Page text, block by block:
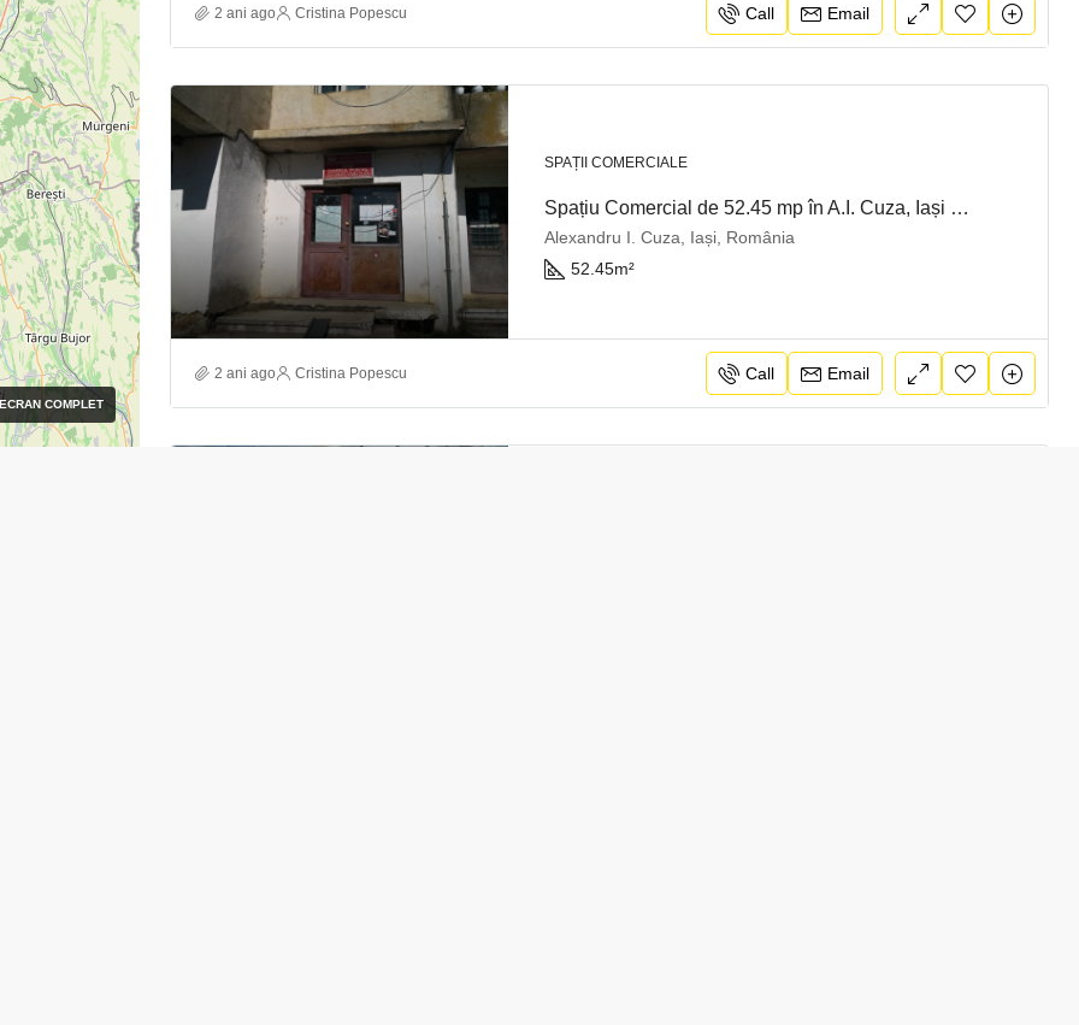
ECRAN COMPLET
2 ani ago Cristina Popescu Call Email
SPAȚII COMERCIALE
Spațiu Comercial de 52.45 mp în A.I. Cuza, Iași – Oportunitate de Afaceri!
Alexandru I. Cuza, Iași, România
52.45m²
2 ani ago Cristina Popescu Call Email